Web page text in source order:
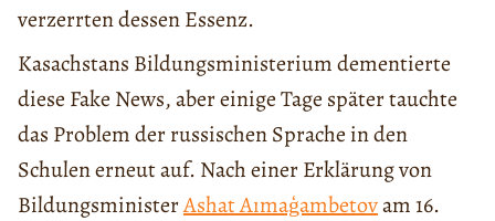
verzerrten dessen Essenz.
Kasachstans Bildungsministerium dementierte
diese Fake News, aber einige Tage später tauchte
das Problem der russischen Sprache in den
Schulen erneut auf. Nach einer Erklärung von
BildungsministerAshat Aımaģambetovam 16.